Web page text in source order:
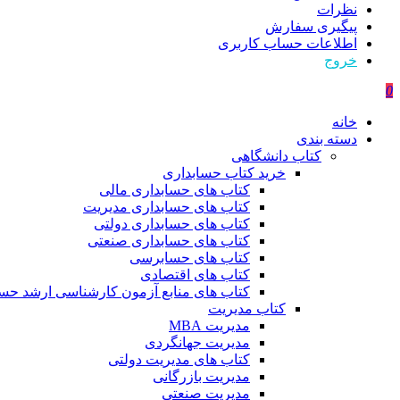
نظرات
پیگیری سفارش
اطلاعات حساب كاربری
خروج
0
خانه
دسته بندی
کتاب دانشگاهی
خرید کتاب حسابداری
کتاب های حسابداری مالی
کتاب های حسابداری مدیریت
کتاب های حسابداری دولتی
کتاب های حسابداری صنعتی
کتاب های حسابرسی
کتاب های اقتصادی
کتاب های منابع آزمون کارشناسی ارشد
کتاب مدیریت
مدیریت MBA
مدیریت جهانگردی
کتاب های مدیریت دولتی
مدیریت بازرگانی
مدیریت صنعتی